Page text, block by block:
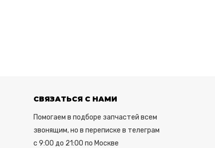
СВЯЗАТЬСЯ С НАМИ
Помогаем в подборе запчастей всем
звонящим, но в переписке в телеграм
с 9:00 до 21:00 по Москве